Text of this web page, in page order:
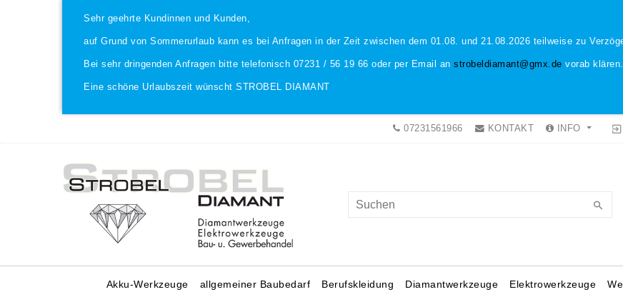
Sehr geehrte Kundinnen und Kunden,
auf Grund von Sommerurlaub kann es bei Anfragen in der Zeit zwischen dem 01.08. und 21.08.2026 teilweise zu
Bei sehr dringenden Anfragen bitte telefonisch 07231 / 56 19 66 oder per Email an strobeldiamant@gmx.de vorab
Eine schöne Urlaubszeit wünscht STROBEL DIAMANT
07231561966 KONTAKT INFO
Akku-Werkzeuge allgemeiner Baubedarf Berufskleidung Diamantwerkzeuge Elektrowerkzeuge